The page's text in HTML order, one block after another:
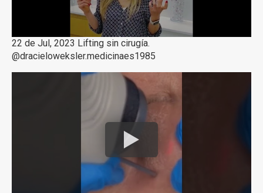
22 de Jul, 2023 Lifting sin cirugía.
@dracieloweksler.medicinaes1985